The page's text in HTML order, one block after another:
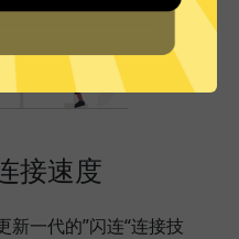
接速度
新一代的”闪连“连接技